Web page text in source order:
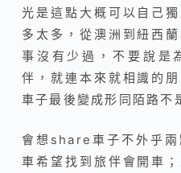
光是這點大概可以自己
多太多，從澳洲到紐西
事沒有少過，不要說是
伴，就連本來就相識的
車子最後變成形同陌路不
會想share車子不外乎
車希望找到旅伴會開車